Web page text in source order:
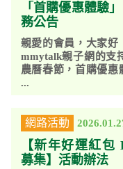
「首購優惠體驗
務公告
親愛的會員，大家好
mmytalk親子網的支
農曆春節，首購優
...
網路活動
【新年好運紅
募集】活動辦法